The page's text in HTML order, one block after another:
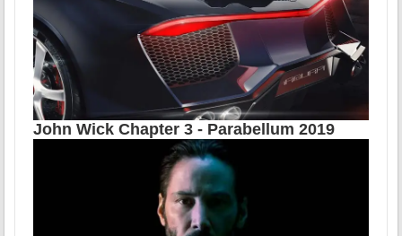
John Wick Chapter 3 - Parabellum 2019